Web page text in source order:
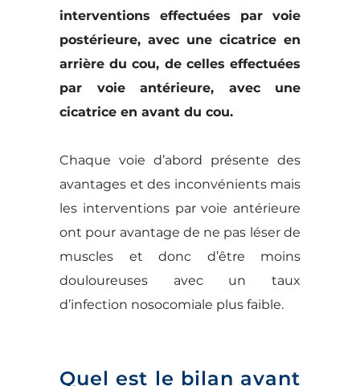
interventions effectuées par voie
postérieure, avec une cicatrice en
arrière du cou, de celles effectuées
par voie antérieure, avec une
cicatrice en avant du cou.
Chaque voie d’abord présente des
avantages et des inconvénients mais
les interventions par voie antérieure
ont pour avantage de ne pas léser de
muscles et donc d’être moins
douloureuses avec un taux
d’infection nosocomiale plus faible.
Quel est le bilan avant